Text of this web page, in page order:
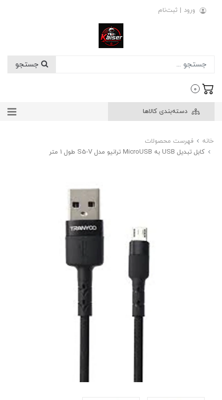
ورود | ثبت‌نام
0
دسته‌بندی کالاها
خانه
فهرست محصولات
کابل تبدیل USB به MicroUSB ترانیو مدل S5-V طول 1 متر